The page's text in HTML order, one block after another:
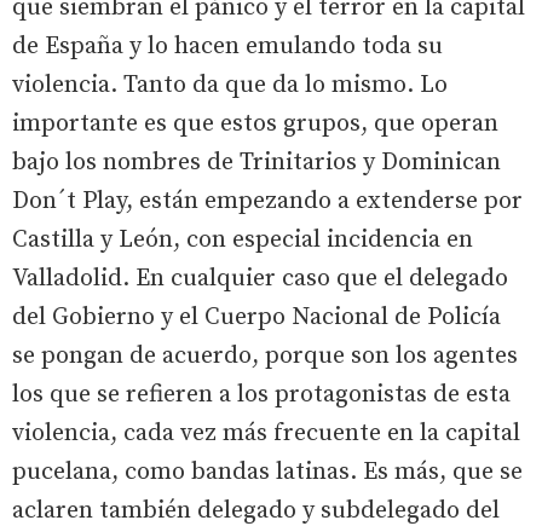
que siembran el pánico y el terror en la capital
de España y lo hacen emulando toda su
violencia. Tanto da que da lo mismo. Lo
importante es que estos grupos, que operan
bajo los nombres de Trinitarios y Dominican
Don´t Play, están empezando a extenderse por
Castilla y León, con especial incidencia en
Valladolid. En cualquier caso que el delegado
del Gobierno y el Cuerpo Nacional de Policía
se pongan de acuerdo, porque son los agentes
los que se refieren a los protagonistas de esta
violencia, cada vez más frecuente en la capital
pucelana, como bandas latinas. Es más, que se
aclaren también delegado y subdelegado del